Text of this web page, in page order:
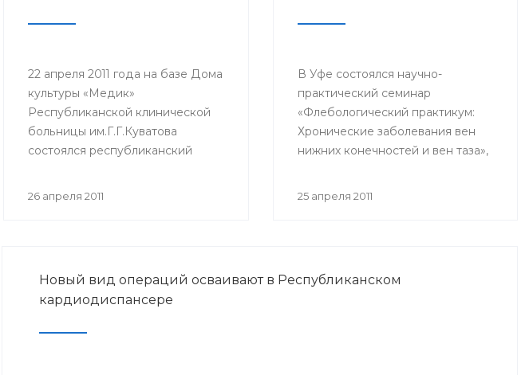
22 апреля 2011 года на базе Дома
культуры «Медик»
Республиканской клинической
больницы им.Г.Г.Куватова
состоялся республиканский
работники фельдшерско-
акушерских пунктов, сельских
26 апреля 2011
В Уфе состоялся научно-
практический семинар
«Флебологический практикум:
Хронические заболевания вен
нижних конечностей и вен таза»,
сосудистые хирурги. Цель
25 апреля 2011
Новый вид операций осваивают в Республиканском
кардиодиспансере